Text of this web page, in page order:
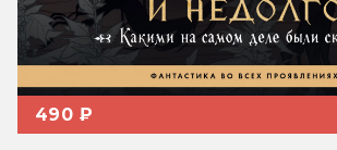
490 ₽